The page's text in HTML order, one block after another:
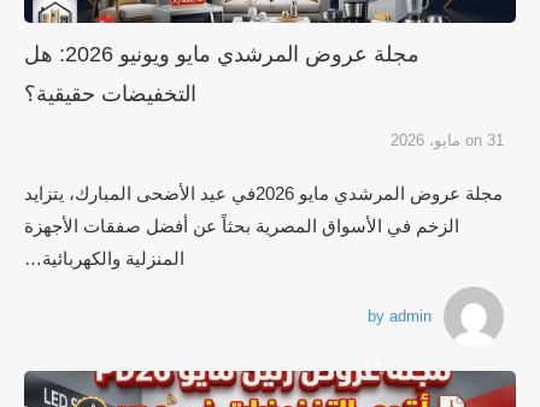
مجلة عروض المرشدي مايو ويونيو 2026: هل
التخفيضات حقيقية؟
on 31 مايو، 2026
مجلة عروض المرشدي مايو 2026في عيد الأضحى المبارك، يتزايد
الزخم في الأسواق المصرية بحثاً عن أفضل صفقات الأجهزة
المنزلية والكهربائية…
by admin